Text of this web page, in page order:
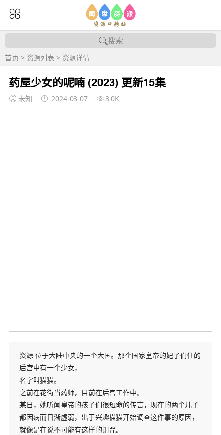
搜索
首页 > 资源列表 > 资源详情
药屋少女的呢喃 (2023) 更新15集
未知 2024-03-07 3.0K
资源 位于大陆中央的一个大国。那个国家皇帝的妃子们住的
后宫中有一个少女，
名字叫猫猫。
之前在花街当药师，目前在后宫工作中。
某日，她听闻皇帝的孩子们很短命的传言，现在的两个儿子
都因病而日渐虚弱，出于兴趣猫猫开始调查这件事的原因，
就像是在说不可能有这样的诅咒。